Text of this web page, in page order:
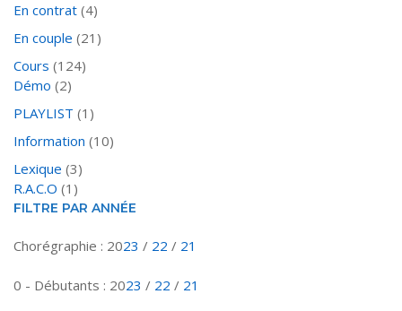
En contrat (4)
En couple (21)
Cours (124)
Démo (2)
PLAYLIST (1)
Information (10)
Lexique (3)
R.A.C.O (1)
FILTRE PAR ANNÉE
Chorégraphie : 2023 / 22 / 21
0 - Débutants : 2023 / 22 / 21